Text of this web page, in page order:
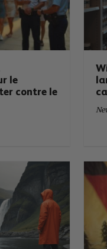
le
contre le